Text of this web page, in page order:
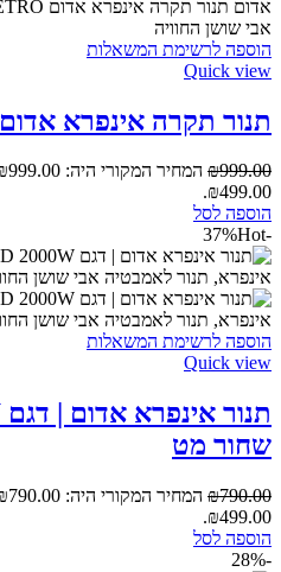
הוספה לרשימת המשאלות
Quick view
תנור תקרה אינפרא אדום RETRO 2000W
₪999.00 המחיר המקורי היה: ₪999.00.
₪499.00.
הוספה לסל
-37%
Hot
הוספה לרשימת המשאלות
Quick view
שחור מט
₪790.00 המחיר המקורי היה: ₪790.00.
₪499.00.
הוספה לסל
-28%